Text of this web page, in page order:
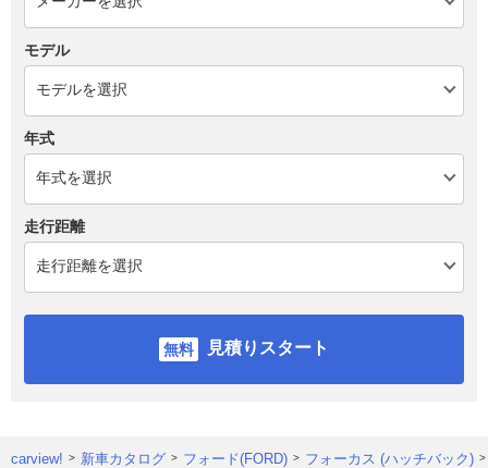
モデル
年式
走行距離
見積りスタート
carview! 新車カタログ フォード(FORD) フォーカス (ハッチバック)